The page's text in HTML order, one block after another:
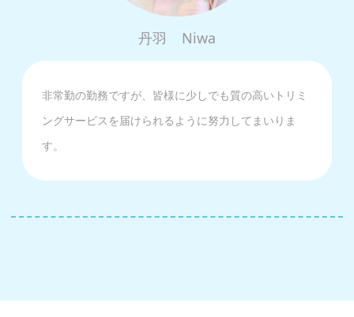
丹羽 Niwa
非常勤の勤務ですが、皆様に少しでも質の高いトリミ
ングサービスを届けられるように努力してまいりま
す。